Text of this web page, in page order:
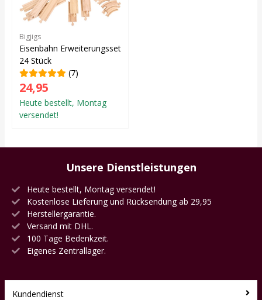
Bigjigs
Eisenbahn Erweiterungsset
24 Stück
(7)
24,95
Heute bestellt, Montag
versendet!
Unsere Dienstleistungen
Heute bestellt, Montag versendet!
Kostenlose Lieferung und Rücksendung ab 29,95
Herstellergarantie.
Versand mit DHL.
100 Tage Bedenkzeit.
Eigenes Zentrallager.
Kundendienst